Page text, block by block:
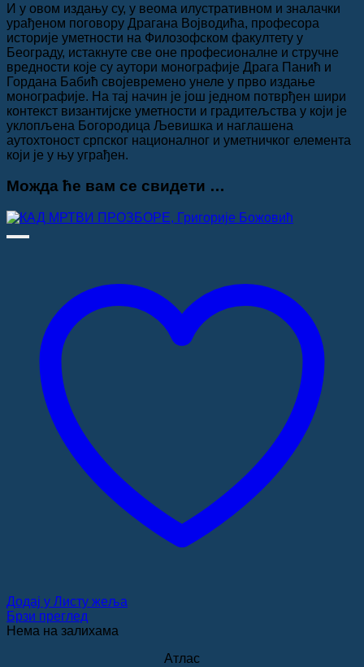
И у овом издању су, у веома илустративном и зналачки
урађеном поговору Драгана Војводића, професора
историје уметности на Филозофском факултету у
Београду, истакнуте све оне професионалне и стручне
вредности које су аутори монографије Драга Панић и
Гордана Бабић својевремено унеле у прво издање
монографије. На тај начин је још једном потврђен шири
контекст византијске уметности и градитељства у који је
уклопљена Богородица Љевишка и наглашена
аутохтоност српског националног и уметничког елемента
који је у њу уграђен.
Можда ће вам се свидети …
Додај у Листу жеља
Брзи преглед
Нема на залихама
Атлас